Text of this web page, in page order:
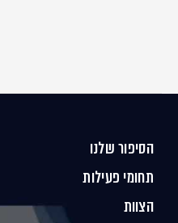
הסיפור שלנו
תחומי פעילות
הצוות